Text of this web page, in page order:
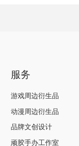
服务
游戏周边衍生品
动漫周边衍生品
品牌文创设计
顽胶手办工作室